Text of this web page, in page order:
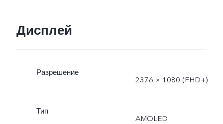
Дисплей
Разрешение
2376 × 1080 (FHD+)
Тип
AMOLED